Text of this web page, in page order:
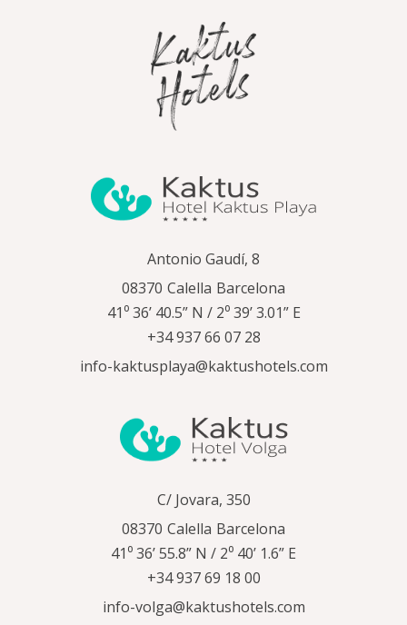
Antonio Gaudí, 8
08370 Calella Barcelona
41⁰ 36’ 40.5” N / 2⁰ 39’ 3.01” E
+34 937 66 07 28
info-kaktusplaya@kaktushotels.com
C/ Jovara, 350
08370 Calella Barcelona
41⁰ 36’ 55.8” N / 2⁰ 40’ 1.6” E
+34 937 69 18 00
info-volga@kaktushotels.com